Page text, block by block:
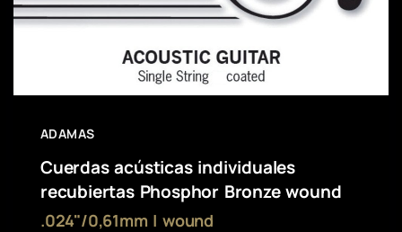
ADAMAS
Cuerdas acústicas individuales
recubiertas Phosphor Bronze wound
.024"/0,61mm | wound